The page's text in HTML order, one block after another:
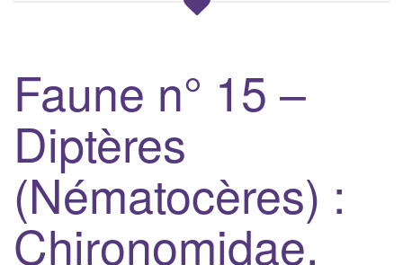
Faune n° 15 –
Diptères
(Nématocères) :
Chironomidae,